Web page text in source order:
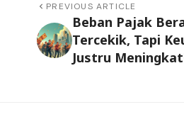
PREVIOUS ARTICLE
Beban Pajak
Tercekik, Tapi
Justru